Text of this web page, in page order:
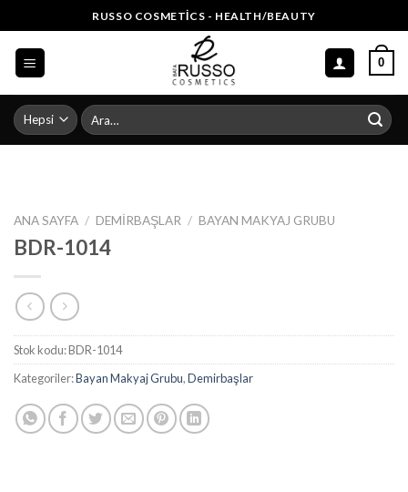
to
content
RUSSO COSMETICS - HEALTH/BEAUTY
0
Ara:
ANA SAYFA / DEMIRBAŞLAR / BAYAN MAKYAJ GRUBU
BDR-1014
Stok kodu:BDR-1014
Kategoriler:Bayan Makyaj Grubu,Demirbaşlar